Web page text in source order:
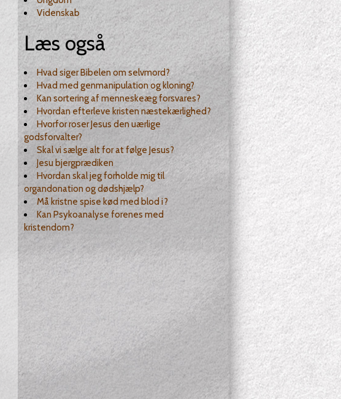
Videnskab
Læs også
Hvad siger Bibelen om selvmord?
Hvad med genmanipulation og kloning?
Kan sortering af menneskeæg forsvares?
Hvordan efterleve kristen næstekærlighed?
Hvorfor roser Jesus den uærlige
godsforvalter?
Skal vi sælge alt for at følge Jesus?
Jesu bjergprædiken
Hvordan skal jeg forholde mig til
organdonation og dødshjælp?
Må kristne spise kød med blod i?
Kan Psykoanalyse forenes med
kristendom?